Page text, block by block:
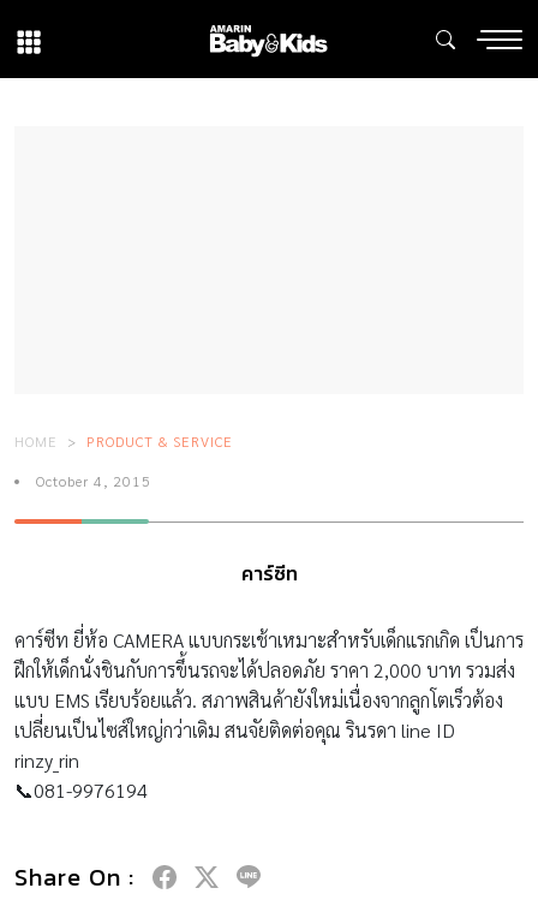
HOME PRODUCT & SERVICE
October 4, 2015
คาร์ซีท
คาร์ซีท ยี่ห้อ CAMERA แบบกระเช้าเหมาะสำหรับเด็กแรกเกิด เป็นการ
ฝึกให้เด็กนั่งชินกับการขึ้นรถจะได้ปลอดภัย ราคา 2,000 บาท รวมส่ง
แบบ EMS เรียบร้อยแล้ว. สภาพสินค้ายังใหม่เนื่องจากลูกโตเร็วต้อง
เปลี่ยนเป็นไซส์ใหญ่กว่าเดิม สนจัยติดต่อคุณ รินรดา line ID
rinzy_rin
📞081-9976194
Share On :